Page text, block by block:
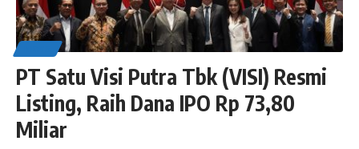
PT Satu Visi Putra Tbk (VISI) Resmi
Listing, Raih Dana IPO Rp 73,80
Miliar